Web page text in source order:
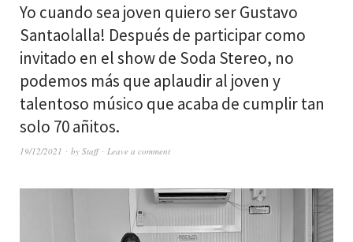
Yo cuando sea joven quiero ser Gustavo
Santaolalla! Después de participar como
invitado en el show de Soda Stereo, no
podemos más que aplaudir al joven y
talentoso músico que acaba de cumplir tan
solo 70 añitos.
19/12/2021 by Staff Leave a comment